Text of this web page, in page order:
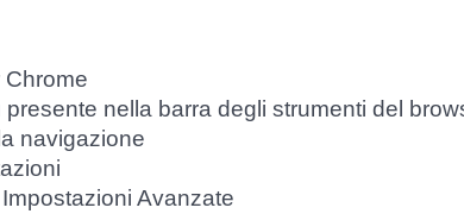
Chrome
nella barra degli strumenti del
navigazione
Avanzate